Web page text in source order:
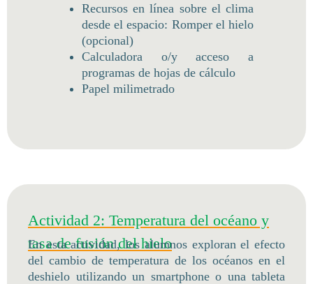
Recursos en línea sobre el clima
desde el espacio: Romper el hielo
(opcional)
Calculadora o/y acceso a
programas de hojas de cálculo
Papel milimetrado
Actividad 2: Temperatura del océano y
tasa de fusión del hielo
En esta actividad, los alumnos exploran el efecto
del cambio de temperatura de los océanos en el
deshielo utilizando un smartphone o una tableta